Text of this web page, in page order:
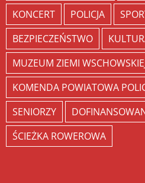
KONCERT
POLICJA
BEZPIECZEŃSTWO
MUZEUM ZIEMI
KOMENDA POWIATOWA
SENIORZY
ŚCIEŻKA ROWEROWA